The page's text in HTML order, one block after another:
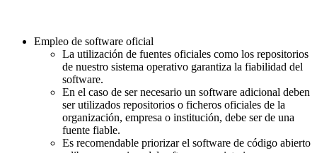
Empleo de software oficial
La utilización de fuentes oficiales como los repositorios
de nuestro sistema operativo garantiza la fiabilidad del
software.
En el caso de ser necesario un software adicional deben
ser utilizados repositorios o ficheros oficiales de la
organización, empresa o institución, debe ser de una
fuente fiable.
Es recomendable priorizar el software de código abierto